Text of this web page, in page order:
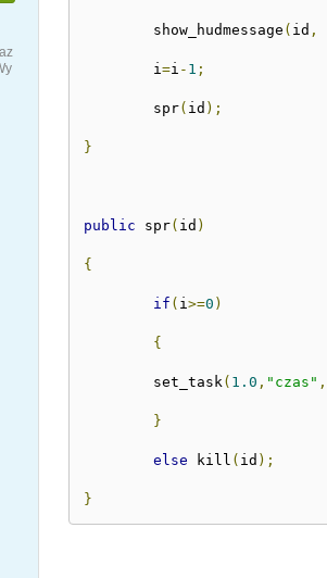
	show_hudmessage
( id ,
	i
=i - 1 ;
	spr
( id );
}
public spr( id )
{
if ( i>=0 )
{
	set_task
( 1.0 , "czas" ,
}
else kill ( id );
}